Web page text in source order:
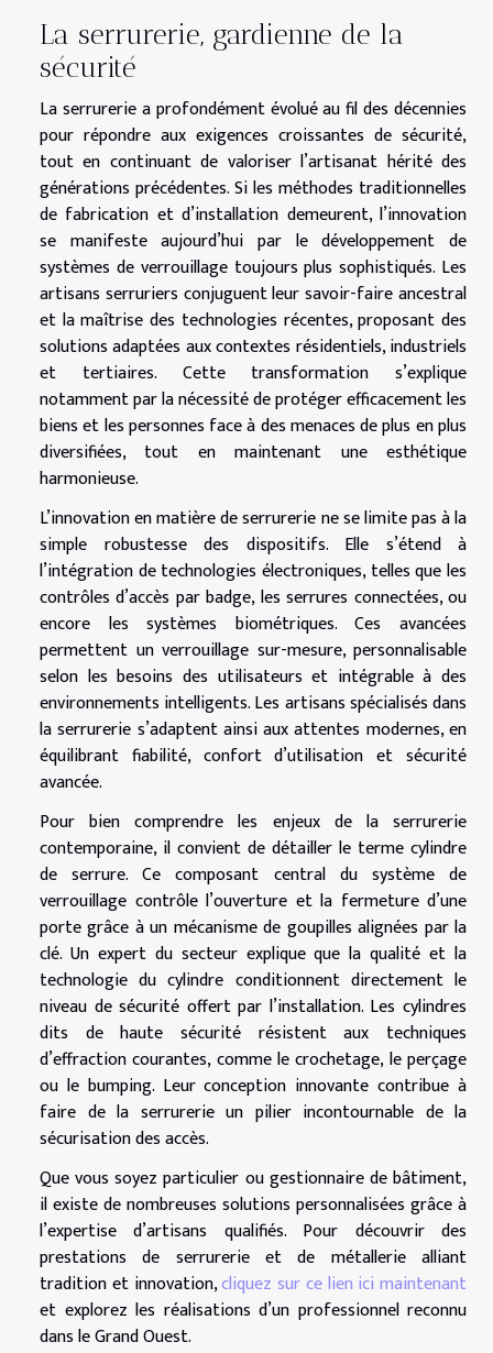
La serrurerie, gardienne de la
sécurité
La serrurerie a profondément évolué au fil des décennies
pour répondre aux exigences croissantes de sécurité,
tout en continuant de valoriser l’artisanat hérité des
générations précédentes. Si les méthodes traditionnelles
de fabrication et d’installation demeurent, l’innovation
se manifeste aujourd’hui par le développement de
systèmes de verrouillage toujours plus sophistiqués. Les
artisans serruriers conjuguent leur savoir-faire ancestral
et la maîtrise des technologies récentes, proposant des
solutions adaptées aux contextes résidentiels, industriels
et tertiaires. Cette transformation s’explique
notamment par la nécessité de protéger efficacement les
biens et les personnes face à des menaces de plus en plus
diversifiées, tout en maintenant une esthétique
harmonieuse.
L’innovation en matière de serrurerie ne se limite pas à la
simple robustesse des dispositifs. Elle s’étend à
l’intégration de technologies électroniques, telles que les
contrôles d’accès par badge, les serrures connectées, ou
encore les systèmes biométriques. Ces avancées
permettent un verrouillage sur-mesure, personnalisable
selon les besoins des utilisateurs et intégrable à des
environnements intelligents. Les artisans spécialisés dans
la serrurerie s’adaptent ainsi aux attentes modernes, en
équilibrant fiabilité, confort d’utilisation et sécurité
avancée.
Pour bien comprendre les enjeux de la serrurerie
contemporaine, il convient de détailler le terme cylindre
de serrure. Ce composant central du système de
verrouillage contrôle l’ouverture et la fermeture d’une
porte grâce à un mécanisme de goupilles alignées par la
clé. Un expert du secteur explique que la qualité et la
technologie du cylindre conditionnent directement le
niveau de sécurité offert par l’installation. Les cylindres
dits de haute sécurité résistent aux techniques
d’effraction courantes, comme le crochetage, le perçage
ou le bumping. Leur conception innovante contribue à
faire de la serrurerie un pilier incontournable de la
sécurisation des accès.
Que vous soyez particulier ou gestionnaire de bâtiment,
il existe de nombreuses solutions personnalisées grâce à
l’expertise d’artisans qualifiés. Pour découvrir des
prestations de serrurerie et de métallerie alliant
tradition et innovation,cliquez sur ce lien ici maintenant
et explorez les réalisations d’un professionnel reconnu
dans le Grand Ouest.